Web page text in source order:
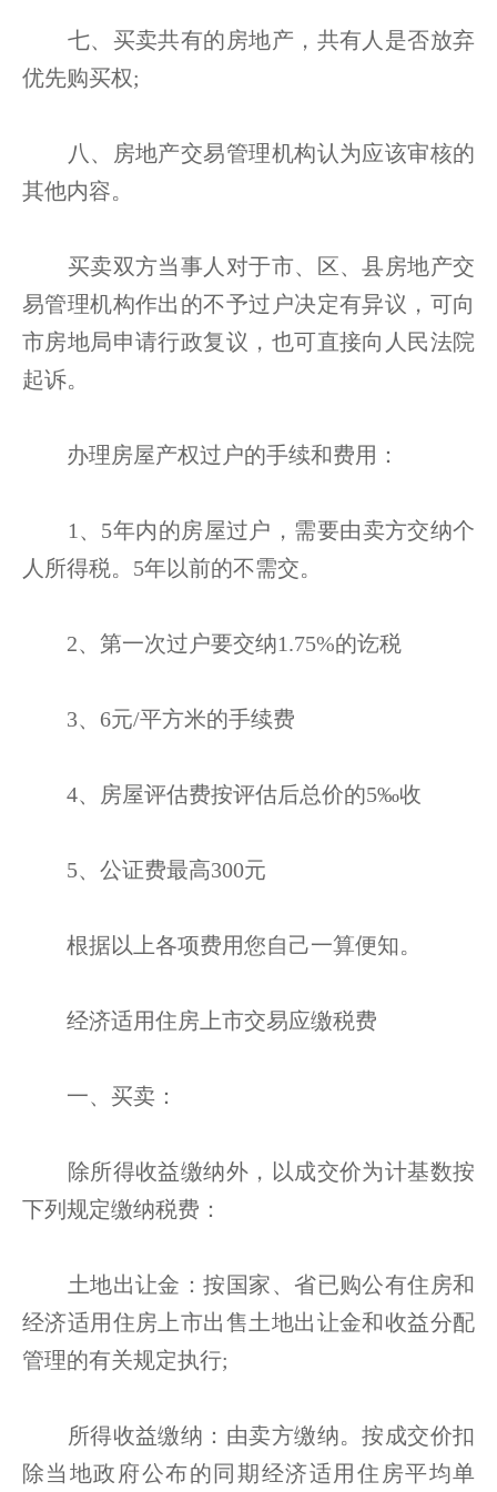
七、买卖共有的房地产，共有人是否放弃
优先购买权;
八、房地产交易管理机构认为应该审核的
其他内容。
买卖双方当事人对于市、区、县房地产交
易管理机构作出的不予过户决定有异议，可向
市房地局申请行政复议，也可直接向人民法院
起诉。
办理房屋产权过户的手续和费用：
1、5年内的房屋过户，需要由卖方交纳个
人所得税。5年以前的不需交。
2、第一次过户要交纳1.75%的讫税
3、6元/平方米的手续费
4、房屋评估费按评估后总价的5‰收
5、公证费最高300元
根据以上各项费用您自己一算便知。
经济适用住房上市交易应缴税费
一、买卖：
除所得收益缴纳外，以成交价为计基数按
下列规定缴纳税费：
土地出让金：按国家、省已购公有住房和
经济适用住房上市出售土地出让金和收益分配
管理的有关规定执行;
所得收益缴纳：由卖方缴纳。按成交价扣
除当地政府公布的同期经济适用住房平均单